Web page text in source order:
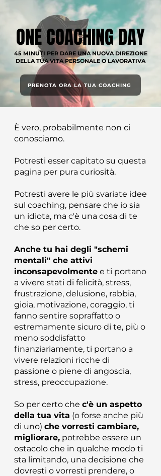
ONE COACHING DAY
45 MINUTI PER DARE UNA NUOVA DIREZIONE
DELLA TUA VITA PERSONALE O LAVORATIVA
PRENOTA ORA LA TUA COACHING
È vero, probabilmente non ci
conosciamo.
Potresti esser capitato su questa
pagina per pura curiosità.
Potresti avere le più svariate idee
sul coaching, pensare che io sia
un idiota, ma c'è una cosa di te
che so per certo.
Anche tu hai degli "schemi
mentali" che attivi
inconsapevolmente e ti portano
a vivere stati di felicità, stress,
frustrazione, delusione, rabbia,
gioia, motivazione, coraggio, ti
fanno sentire sopraffatto o
estremamente sicuro di te, più o
meno soddisfatto
finanziariamente, ti portano a
vivere relazioni ricche di
passione o piene di angoscia,
stress, preoccupazione.
So per certo che c'è un aspetto
della tua vita (o forse anche più
di uno) che vorresti cambiare,
migliorare, potrebbe essere un
ostacolo che in qualche modo ti
sta limitando, una decisione che
dovresti o vorresti prendere, o